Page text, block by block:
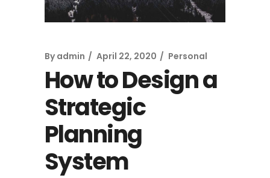
By admin April 22, 2020 Personal
How to Design a
Strategic
Planning
System